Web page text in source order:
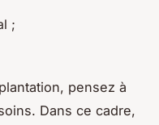
;
pensez à
Dans ce cadre,